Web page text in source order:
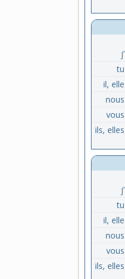
j’
tu
il, elle
nous
vous
ils, elles
j’
tu
il, elle
nous
vous
ils, elles